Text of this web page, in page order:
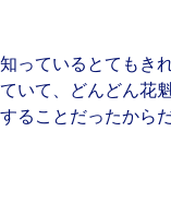
っているとてもき
いて、どんどん
ことだったからだ